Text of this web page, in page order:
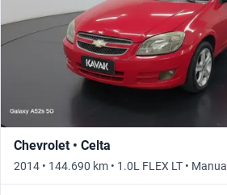
Chevrolet • Celta
2014 • 144.690 km • 1.0L FLEX LT • Manual